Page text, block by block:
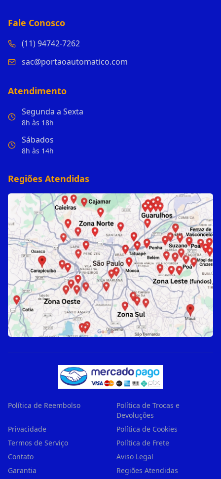
Fale Conosco
(11) 94742-7262
sac@portaoautomatico.com
Atendimento
Segunda a Sexta
8h às 18h
Sábados
8h às 14h
Regiões Atendidas
Política de Reembolso
Política de Trocas e
Devoluções
Privacidade
Política de Cookies
Termos de Serviço
Política de Frete
Contato
Aviso Legal
Garantia
Regiões Atendidas